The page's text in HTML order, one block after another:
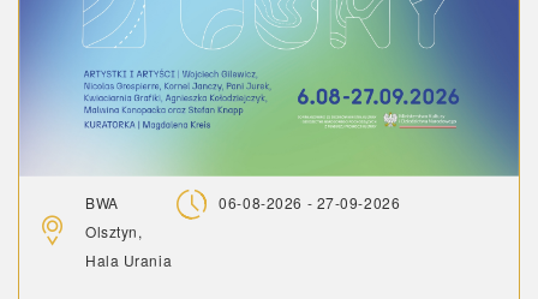
BWA
Olsztyn,
Hala Urania
06-08-2026 - 27-09-2026